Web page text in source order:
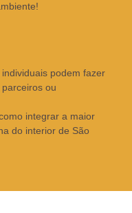
podem fazer
ou
integrar a maior
do interior de São